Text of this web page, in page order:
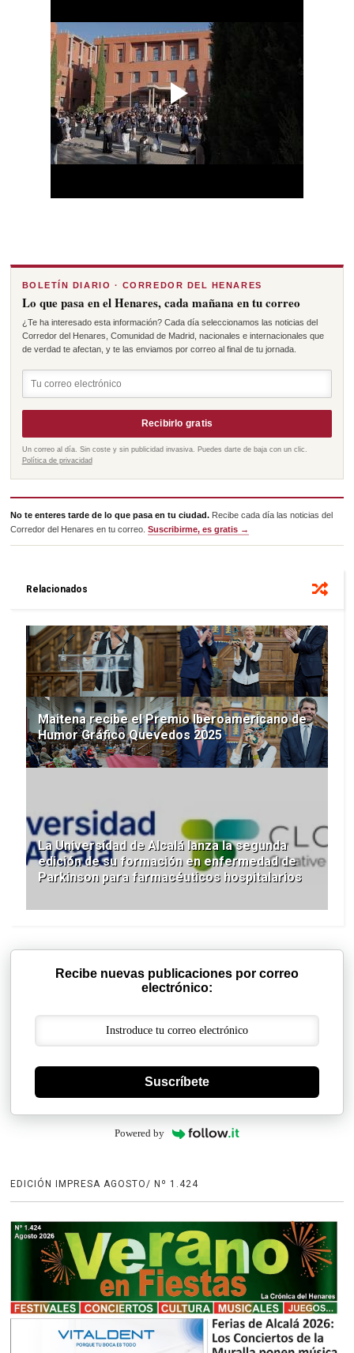
BOLETÍN DIARIO · CORREDOR DEL HENARES
Lo que pasa en el Henares, cada mañana en tu correo
¿Te ha interesado esta información? Cada día seleccionamos las noticias del
Corredor del Henares, Comunidad de Madrid, nacionales e internacionales que
de verdad te afectan, y te las enviamos por correo al final de tu jornada.
Recibirlo gratis
Un correo al día. Sin coste y sin publicidad invasiva. Puedes darte de baja con un clic.
Política de privacidad
No te enteres tarde de lo que pasa en tu ciudad. Recibe cada día las noticias del
Corredor del Henares en tu correo.Suscribirme, es gratis →
Relacionados
Maitena recibe el Premio Iberoamericano de
Humor Gráfico Quevedos 2025
La Universidad de Alcalá lanza la segunda
edición de su formación en enfermedad de
Parkinson para farmacéuticos hospitalarios
Recibe nuevas publicaciones por correo
electrónico:
Suscríbete
Powered by
EDICIÓN IMPRESA AGOSTO/ Nº 1.424